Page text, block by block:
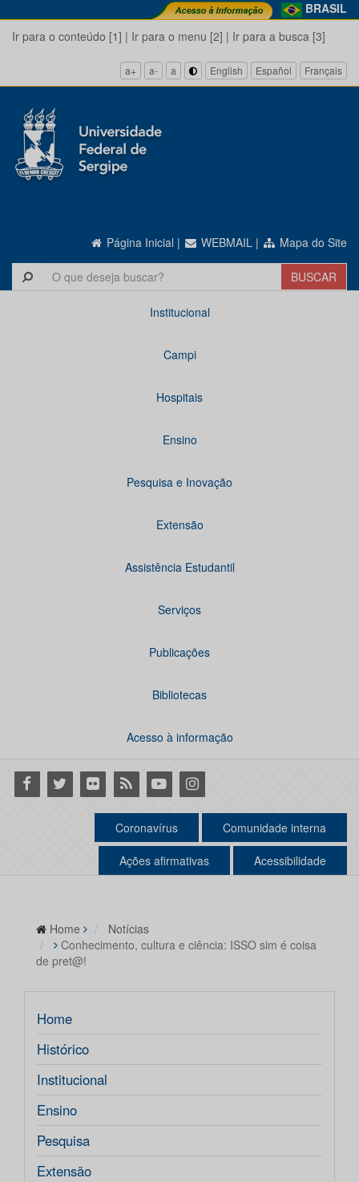
BRASIL
Ir para o conteúdo [1] | Ir para o menu [2] | Ir para a busca [3]
a+ a- a English Español Français
Página Inicial | WEBMAIL | Mapa do Site
Institucional
Campi
Hospitais
Ensino
Pesquisa e Inovação
Extensão
Assistência Estudantil
Serviços
Publicações
Bibliotecas
Acesso à informação
Facebook
Twitter Flickr RSS YoutubeInstagram
Coronavírus Comunidade interna
Ações afirmativas Acessibilidade
Home
Notícias
Conhecimento, cultura e ciência: ISSO sim é coisa
de pret@!
Home
Histórico
Institucional
Ensino
Pesquisa
Extensão